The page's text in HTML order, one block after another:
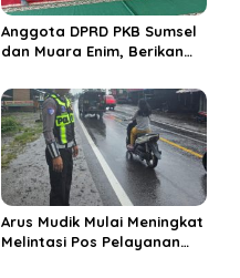
Anggota DPRD PKB Sumsel
dan Muara Enim, Berikan
di Ponpes Miftahul Huda
Arus Mudik Mulai Meningkat
Melintasi Pos Pelayanan